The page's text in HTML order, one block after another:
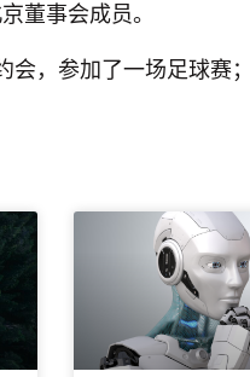
董事会成员。
会，参加了一场足球赛